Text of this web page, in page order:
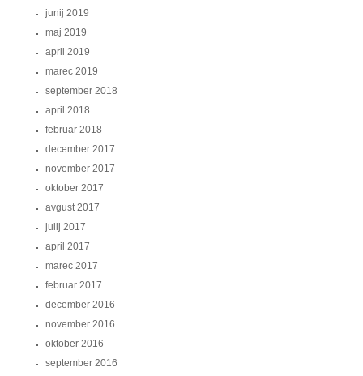
junij 2019
maj 2019
april 2019
marec 2019
september 2018
april 2018
februar 2018
december 2017
november 2017
oktober 2017
avgust 2017
julij 2017
april 2017
marec 2017
februar 2017
december 2016
november 2016
oktober 2016
september 2016